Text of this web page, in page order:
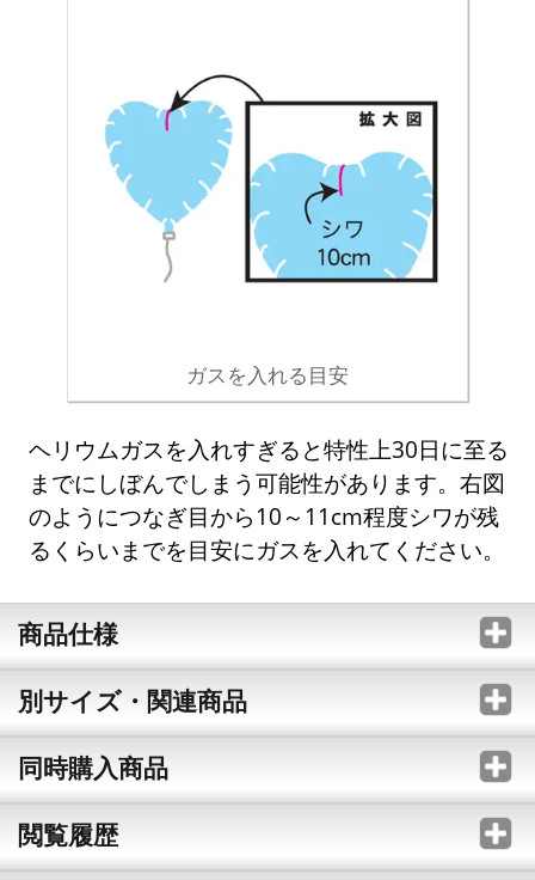
ガスを入れる目安
ヘリウムガスを入れすぎると特性上30日に至る
までにしぼんでしまう可能性があります。右図
のようにつなぎ目から10～11cm程度シワが残
るくらいまでを目安にガスを入れてください。
商品仕様
別サイズ・関連商品
同時購入商品
閲覧履歴